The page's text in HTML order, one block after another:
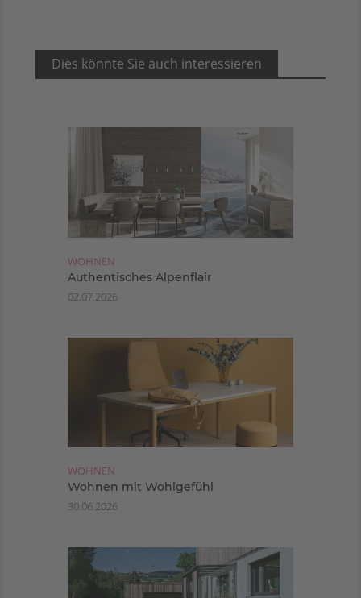
Dies könnte Sie auch interessieren
WOHNEN
Authentisches Alpenflair
02.07.2026
WOHNEN
Wohnen mit Wohlgefühl
30.06.2026